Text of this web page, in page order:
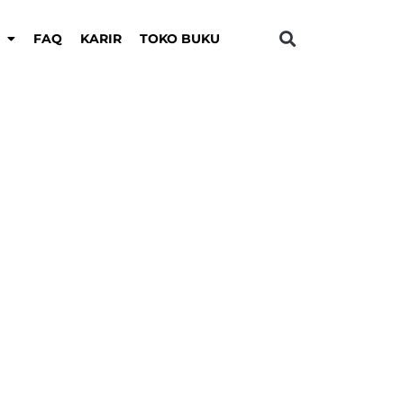
FAQ KARIR TOKO BUKU